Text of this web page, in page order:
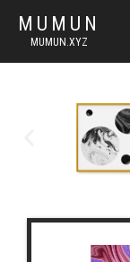
MUMUN
MUMUN.XYZ